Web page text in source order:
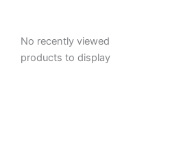
No recently viewed
products to display